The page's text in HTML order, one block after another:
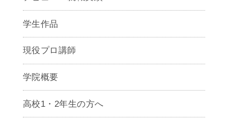
学生作品
現役プロ講師
学院概要
高校1・2年生の方へ